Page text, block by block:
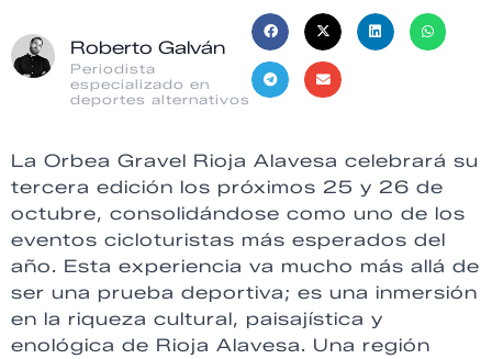
Roberto Galván
Periodista
especializado en
deportes alternativos
La Orbea Gravel Rioja Alavesa celebrará su
tercera edición los próximos 25 y 26 de
octubre, consolidándose como uno de los
eventos cicloturistas más esperados del
año. Esta experiencia va mucho más allá de
ser una prueba deportiva; es una inmersión
en la riqueza cultural, paisajística y
enológica de Rioja Alavesa. Una región